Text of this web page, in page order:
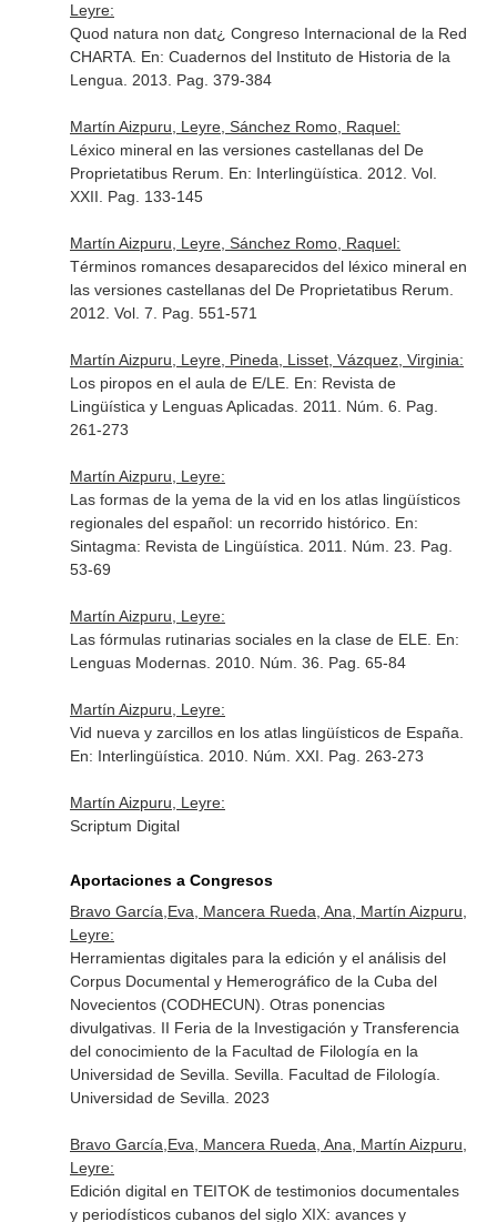
Leyre:
Quod natura non dat¿ Congreso Internacional de la Red
CHARTA. En: Cuadernos del Instituto de Historia de la
Lengua . 2013. Pag. 379-384
Martín Aizpuru, Leyre, Sánchez Romo, Raquel:
Léxico mineral en las versiones castellanas del De
Proprietatibus Rerum. En: Interlingüística . 2012. Vol.
XXII. Pag. 133-145
Martín Aizpuru, Leyre, Sánchez Romo, Raquel:
Términos romances desaparecidos del léxico mineral en
las versiones castellanas del De Proprietatibus Rerum.
2012. Vol. 7. Pag. 551-571
Martín Aizpuru, Leyre, Pineda, Lisset, Vázquez, Virginia:
Los piropos en el aula de E/LE. En: Revista de
Lingüística y Lenguas Aplicadas. 2011. Núm. 6. Pag.
261-273
Martín Aizpuru, Leyre:
Las formas de la yema de la vid en los atlas lingüísticos
regionales del español: un recorrido histórico. En:
Sintagma: Revista de Lingüística . 2011. Núm. 23. Pag.
53-69
Martín Aizpuru, Leyre:
Las fórmulas rutinarias sociales en la clase de ELE. En:
Lenguas Modernas. 2010. Núm. 36. Pag. 65-84
Martín Aizpuru, Leyre:
Vid nueva y zarcillos en los atlas lingüísticos de España.
En: Interlingüística . 2010. Núm. XXI. Pag. 263-273
Martín Aizpuru, Leyre:
Scriptum Digital
Aportaciones a Congresos
Bravo García,Eva, Mancera Rueda, Ana, Martín Aizpuru,
Leyre:
Herramientas digitales para la edición y el análisis del
Corpus Documental y Hemerográfico de la Cuba del
Novecientos (CODHECUN). Otras ponencias
divulgativas. II Feria de la Investigación y Transferencia
del conocimiento de la Facultad de Filología en la
Universidad de Sevilla. Sevilla. Facultad de Filología.
Universidad de Sevilla. 2023
Bravo García,Eva, Mancera Rueda, Ana, Martín Aizpuru,
Leyre:
Edición digital en TEITOK de testimonios documentales
y periodísticos cubanos del siglo XIX: avances y